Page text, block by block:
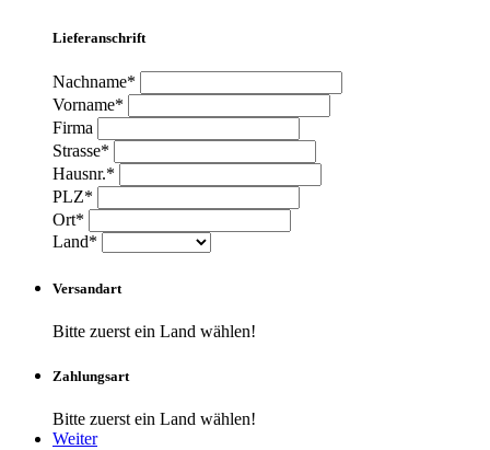
Lieferanschrift
Nachname*
Vorname*
Firma
Strasse*
Hausnr.*
PLZ*
Ort*
Land*
Versandart
Bitte zuerst ein Land wählen!
Zahlungsart
Bitte zuerst ein Land wählen!
Weiter